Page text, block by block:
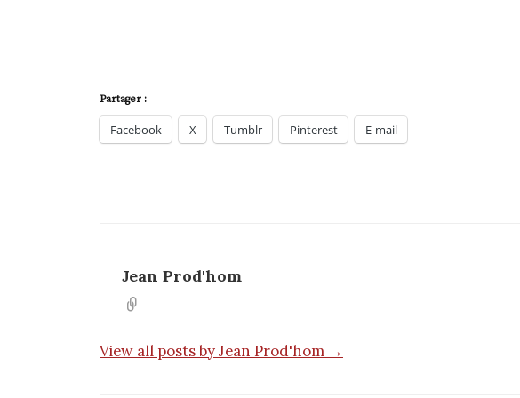
Partager :
Facebook X Tumblr Pinterest E-mail
Jean Prod'hom
View all posts by Jean Prod'hom →